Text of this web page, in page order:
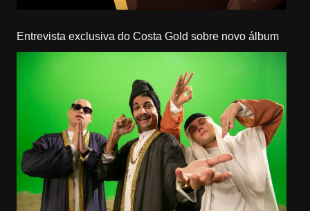
Entrevista exclusiva do Costa Gold sobre novo álbum